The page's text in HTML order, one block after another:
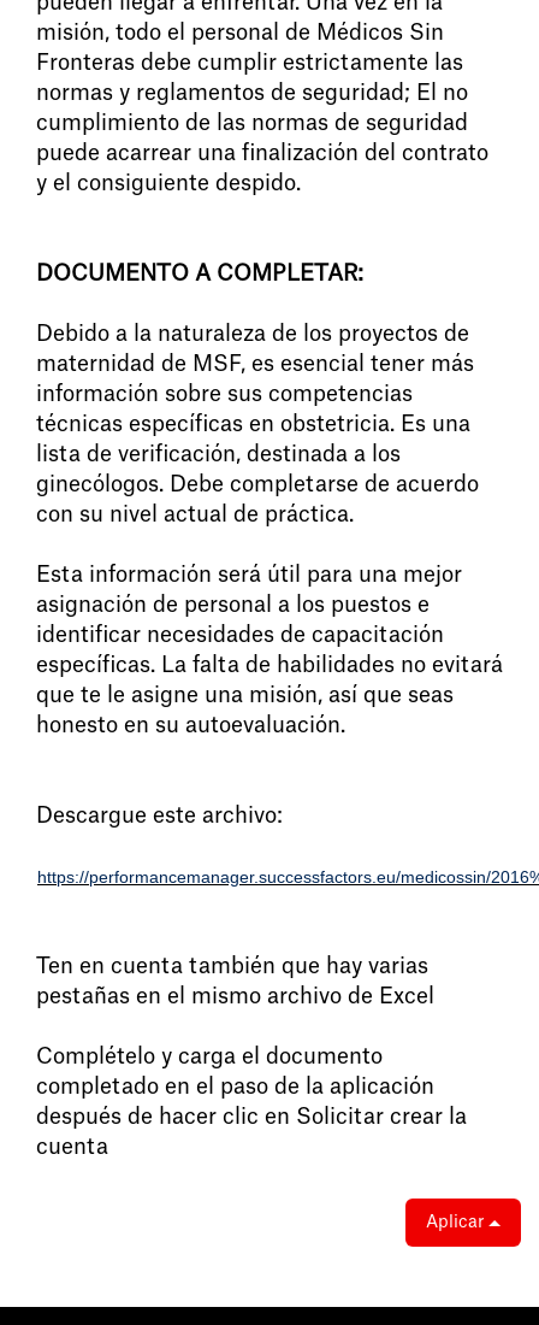
misión, todo el personal de Médicos Sin
Fronteras debe cumplir estrictamente las
normas y reglamentos de seguridad; El no
cumplimiento de las normas de seguridad
puede acarrear una finalización del contrato
y el consiguiente despido.
DOCUMENTO A COMPLETAR:
Debido a la naturaleza de los proyectos de
maternidad de MSF, es esencial tener más
información sobre sus competencias
técnicas específicas en obstetricia. Es una
lista de verificación, destinada a los
ginecólogos. Debe completarse de acuerdo
con su nivel actual de práctica.
Esta información será útil para una mejor
asignación de personal a los puestos e
identificar necesidades de capacitación
específicas. La falta de habilidades no evitará
que te le asigne una misión, así que seas
honesto en su autoevaluación.
Descargue este archivo:
https://performancemanager.successfactors.eu/medicossin/
Ten en cuenta también que hay varias
pestañas en el mismo archivo de Excel
Complételo y carga el documento
completado en el paso de la aplicación
después de hacer clic en Solicitar crear la
cuenta
Aplicar